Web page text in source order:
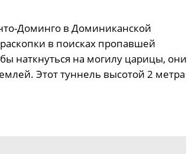
Доминго в Доминиканской
в поисках пропавшей
наткнуться на могилу царицы, они
Этот туннель высотой 2 метра